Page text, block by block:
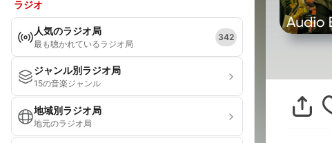
ラジオ
人気のラジオ局
最も聴かれているラジオ局
342
ジャンル別ラジオ局
15の音楽ジャンル
地域別ラジオ局
地元のラジオ局